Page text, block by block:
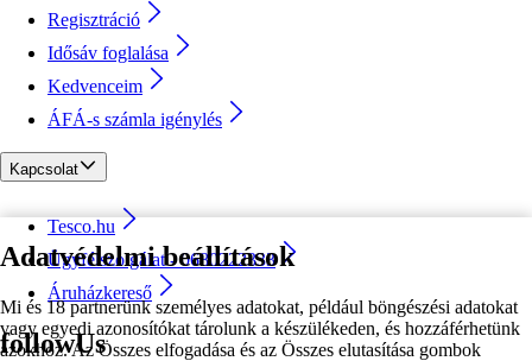
Adatvédelmi beállítások
Mi és 18 partnerünk személyes adatokat, például böngészési adatokat
vagy egyedi azonosítókat tárolunk a készülékeden, és hozzáférhetünk
azokhoz. Az Összes elfogadása és az Összes elutasítása gombok
Regisztráció
Idősáv foglalása
Kedvenceim
ÁFÁ-s számla igénylés
Kapcsolat
Tesco.hu
Ügyfélszolgálat - 0680222333
Áruházkereső
followUs